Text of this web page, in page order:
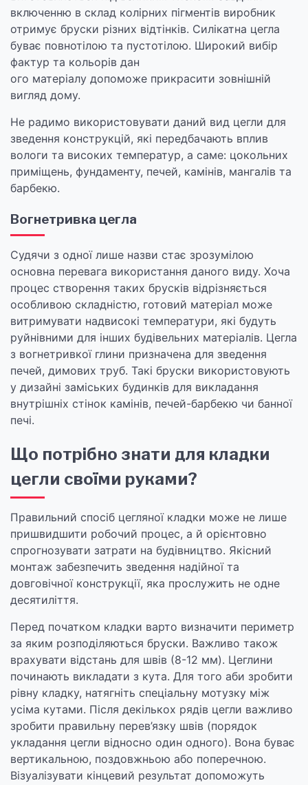
включенню в склад колірних пігментів виробник
отримує бруски різних відтінків. Силікатна цегла
буває повнотілою та пустотілою. Широкий вибір
фактур та кольорів дан
ого матеріалу допоможе прикрасити зовнішній
вигляд дому.
Не радимо використовувати даний вид цегли для
зведення конструкцій, які передбачають вплив
вологи та високих температур, а саме: цокольних
приміщень, фундаменту, печей, камінів, мангалів та
барбекю.
Вогнетривка цегла
Судячи з одної лише назви стає зрозумілою
основна перевага використання даного виду. Хоча
процес створення таких брусків відрізняється
особливою складністю, готовий матеріал може
витримувати надвисокі температури, які будуть
руйнівними для інших будівельних матеріалів. Цегла
з вогнетривкої глини призначена для зведення
печей, димових труб. Такі бруски використовують
у дизайні заміських будинків для викладання
внутрішніх стінок камінів, печей-барбекю чи банної
печі.
Що потрібно знати для кладки
цегли своїми руками?
Правильний спосіб цегляної кладки може не лише
пришвидшити робочий процес, а й орієнтовно
спрогнозувати затрати на будівництво. Якісний
монтаж забезпечить зведення надійної та
довговічної конструкції, яка прослужить не одне
десятиліття.
Перед початком кладки варто визначити периметр
за яким розподіляються бруски. Важливо також
врахувати відстань для швів (8-12 мм). Цеглини
починають викладати з кута. Для того аби зробити
рівну кладку, натягніть спеціальну мотузку між
усіма кутами. Після декількох рядів цегли важливо
зробити правильну перев’язку швів (порядок
укладання цегли відносно один одного). Вона буває
вертикальною, поздовжньою або поперечною.
Візуалізувати кінцевий результат допоможуть